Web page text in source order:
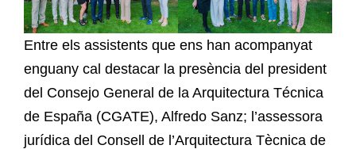
Entre els assistents que ens han acompanyat
enguany cal destacar la presència del president
del Consejo General de la Arquitectura Técnica
de España (CGATE), Alfredo Sanz; l’assessora
jurídica del Consell de l’Arquitectura Tècnica de